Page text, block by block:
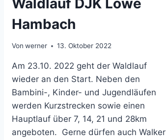
Hambach
Von werner 13. Oktober 2022
Am 23.10. 2022 geht der Waldlauf
wieder an den Start. Neben den
Bambini-, Kinder- und Jugendläufen
werden Kurzstrecken sowie einen
Hauptlauf über 7, 14, 21 und 28km
angeboten. Gerne dürfen auch Walker